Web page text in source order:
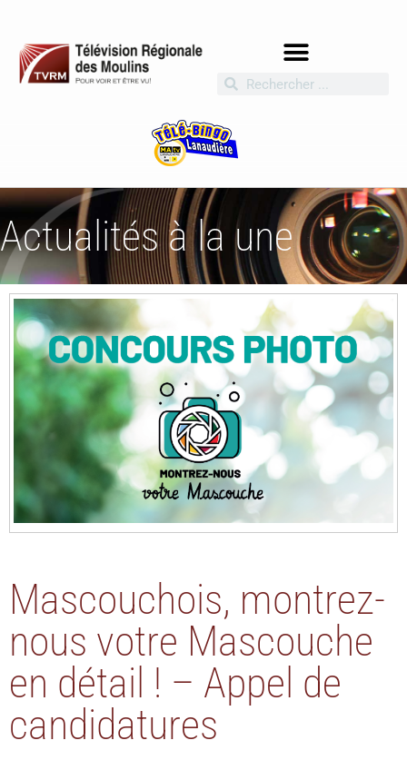
Actualités à la une
Mascouchois, montrez-
nous votre Mascouche
en détail ! – Appel de
candidatures